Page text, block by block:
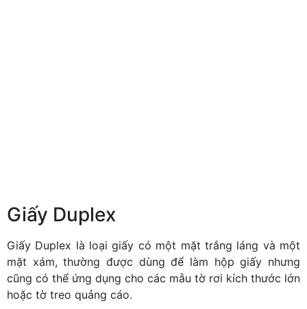
Giấy Duplex
Giấy Duplex là loại giấy có một mặt trắng láng và một
mặt xám, thường được dùng để làm hộp giấy nhưng
cũng có thể ứng dụng cho các mẫu tờ rơi kích thước lớn
hoặc tờ treo quảng cáo.